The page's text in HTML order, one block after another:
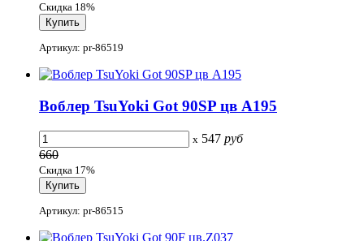
Скидка 18%
Артикул: pr-86519
Воблер TsuYoki Got 90SP цв A195
x 547 руб
660
Скидка 17%
Артикул: pr-86515